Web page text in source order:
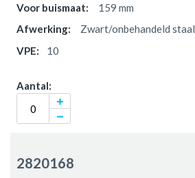
159 mm
Zwart/onbehandeld staal
10
2820168